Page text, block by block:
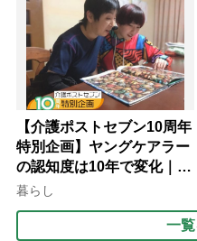
【介護ポストセブン10周年
特別企画】ヤングケアラー
の認知度は10年で変化｜流
行語大賞にノミネート、法
暮らし
一